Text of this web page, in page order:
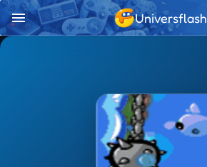
Universflash